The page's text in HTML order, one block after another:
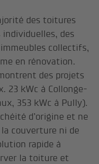
des toitures
individuelles, des
collectifs,
en rénovation.
des projets
23 kWc à Collonge-
353 kWc à Pully).
d’origine et ne
couverture ni de
rapide à
la toiture et